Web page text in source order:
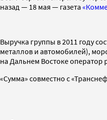
назад — 18 мая — газета
Выручка группы в 2011 году
металлов и автомобилей),
на Дальнем Востоке оператор
«Сумма» совместно с